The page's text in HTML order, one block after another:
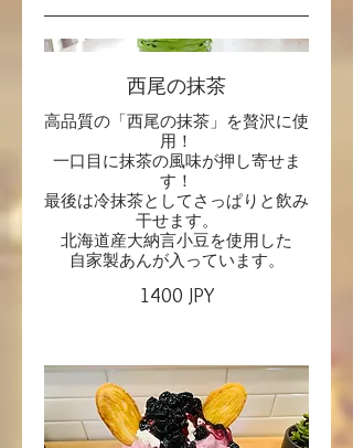
西尾の抹茶
高品質の「西尾の抹茶」を贅沢に使
用！
一口目に抹茶の風味が押し寄せま
す！
最後は冷抹茶としてさっぱりと飲み
干せます。
北海道産大納言小豆を使用した
自家製あんが入っています。
1400 JPY